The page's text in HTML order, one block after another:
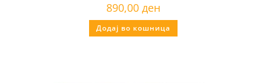
890,00 ден
Додај во кошница